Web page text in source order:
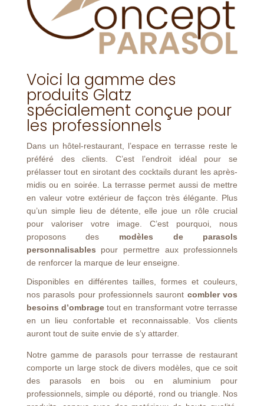
Voici la gamme des
produits Glatz
spécialement conçue pour
les professionnels
Dans un hôtel-restaurant, l’espace en terrasse reste le
préféré des clients. C’est l’endroit idéal pour se
prélasser tout en sirotant des cocktails durant les après-
midis ou en soirée. La terrasse permet aussi de mettre
en valeur votre extérieur de façcon très élégante. Plus
qu’un simple lieu de détente, elle joue un rôle crucial
pour valoriser votre image. C’est pourquoi, nous
proposons des modèles de parasols
personnalisables pour permettre aux professionnels
de renforcer la marque de leur enseigne.
Disponibles en différentes tailles, formes et couleurs,
nos parasols pour professionnels sauront combler vos
besoins d’ombrage tout en transformant votre terrasse
en un lieu confortable et reconnaissable. Vos clients
auront tout de suite envie de s’y attarder.
Notre gamme de parasols pour terrasse de restaurant
comporte un large stock de divers modèles, que ce soit
des parasols en bois ou en aluminium pour
professionnels, simple ou déporté, rond ou triangle. Nos